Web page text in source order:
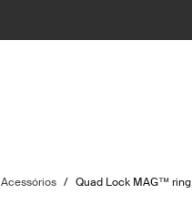
Acessórios / Quad Lock MAG™ ring